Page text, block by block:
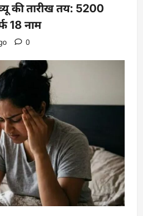
की तारीख तय: 5200
18 नाम
0